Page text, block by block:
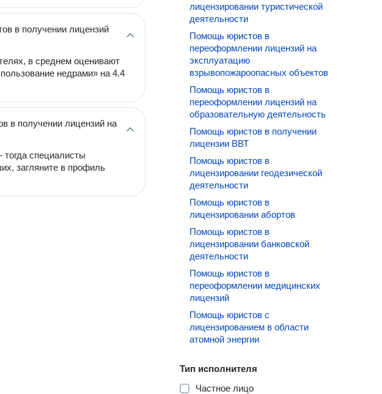
в получении лицензий
в среднем оценивают
недрами» на 4.4
в получении лицензий на
тогда специалисты
загляните в профиль
лицензировании туристической
деятельности
Помощь юристов в
переоформлении лицензий на
эксплуатацию
взрывопожароопасных объектов
Помощь юристов в
переоформлении лицензий на
образовательную деятельность
Помощь юристов в получении
лицензии ВВТ
Помощь юристов в
лицензировании геодезической
деятельности
Помощь юристов в
лицензировании абортов
Помощь юристов в
лицензировании банковской
деятельности
Помощь юристов в
переоформлении медицинских
лицензий
Помощь юристов с
лицензированием в области
атомной энергии
Тип исполнителя
Частное лицо